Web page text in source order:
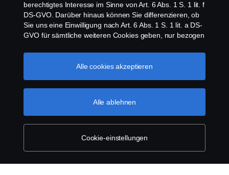
Scania Cookie Richtlinie
Scania Deutschland GmbH, August-Horch-Straße
10, 56070 Koblenz, Tel. +49 261 897 0, Fax +49
261 897 7 203.
berechtigtes Interesse im Sinne von Art. 6 Abs. 1 S. 1 lit. f
DS-GVO. Darüber hinaus können Sie differenzieren, ob
Sie uns eine Einwilligung nach Art. 6 Abs. 1 S. 1 lit. a DS-
GVO für sämtliche weiteren Cookies geben, nur bezogen
Diese Einwilligung ist freiwillig und kann jederzeit mit
Zukunftswirkung widerrufen werden. Unsere Anbieter
Angemessenheitsbeschlusses der Europäischen
Kommission im Sinne von Art. 45 Abs. 3 DS-GVO, worin
festgelegt wurde, dass in den USA ein angemessenes
Schutzniveau vorhanden ist. Informationen über uns
Cookie-einstellungen
Alle ablehnen
Alle cookies akzeptieren